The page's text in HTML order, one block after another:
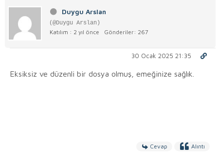
Duygu Arslan
(@Duygu Arslan)
Katılım : 2 yıl önce Gönderiler: 267
30 Ocak 2025 21:35
Eksiksiz ve düzenli bir dosya olmuş, emeğinize sağlık.
Cevap Alıntı